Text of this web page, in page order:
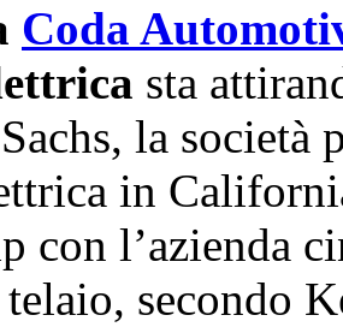
Coda
sta
la società
in
con l’azienda
secondo